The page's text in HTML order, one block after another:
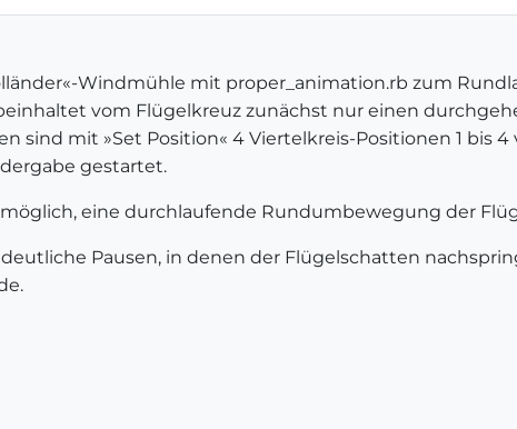
Windmühle mit proper_animation.rb zum
vom Flügelkreuz zunächst nur einen
sind mit »Set Position« 4 Viertelkreis-Positionen 1 bis
gestartet.
eine durchlaufende Rundumbewegung der
Pausen, in denen der Flügelschatten